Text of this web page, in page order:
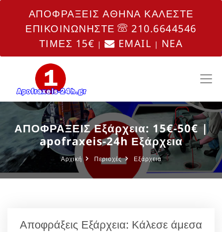
ΑΠΟΦΡΑΞΕΙΣ ΑΘΗΝΑ ΚΑΛΕΣΤΕ
ΕΠΙΚΟΙΝΩΝΗΣΤΕ
210.6644546
ΤΙΜΕΣ 15€ | EMAIL | NEA
ΑΠΟΦΡΑΞΕΙΣ Εξάρχεια: 15€-50€ |
apofraxeis-24h Εξάρχεια
Αρχική Περιοχές Εξάρχεια
Αποφράξεις Εξάρχεια: Κάλεσε άμεσα